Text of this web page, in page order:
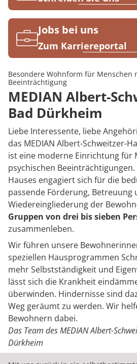
Karriere
Jobs bei uns
Zum Karriereportal
Besondere Wohnform für Menschen
Beeinträchtigung
MEDIAN Albert-
Bad Dürkheim
Liebe Interessente, liebe
das MEDIAN Albert-Schweitzer-
ist eine moderne Einrichtung für
psychischen Beeinträchtigungen.
Hauses engagiert sich für die
passende Förderung, Betreuung
Wiedereingliederung der
Gruppen von drei bis sieben
zusammenleben.
Wir führen unsere
speziellen Hausprogrammen
mehr Selbstständigkeit und
lässt sich die Krankheit
überwinden. Hindernisse sind
Weg geräumt zu werden. Wir
Bewohnern dabei.
Das Team des MEDIAN Albert-
Dürkheim